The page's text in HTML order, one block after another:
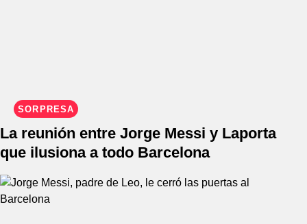
SORPRESA
La reunión entre Jorge Messi y Laporta
que ilusiona a todo Barcelona